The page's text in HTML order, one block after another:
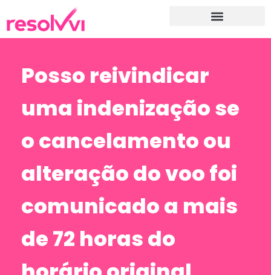
Posso reivindicar
uma indenização se
o cancelamento ou
alteração do voo foi
comunicado a mais
de 72 horas do